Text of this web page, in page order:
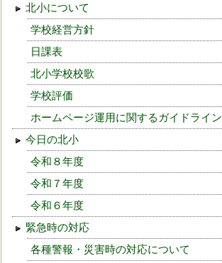
北小について
学校経営方針
日課表
北小学校校歌
学校評価
ホームページ運用に関するガイドライン
今日の北小
令和８年度
令和７年度
令和６年度
緊急時の対応
各種警報・災害時の対応について